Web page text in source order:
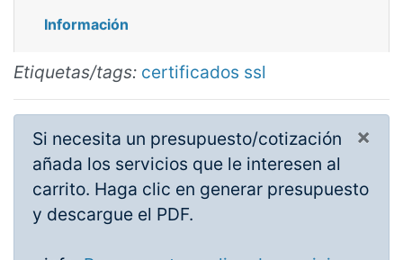
Información
Etiquetas/tags: certificados ssl
×
Si necesita un presupuesto/cotización
añada los servicios que le interesen al
carrito. Haga clic en generar presupuesto
y descargue el PDF.